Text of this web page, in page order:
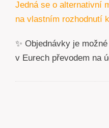
Jedná se o alternativní
na vlastním rozhodnutí
✨ Objednávky je
v Eurech převodem na